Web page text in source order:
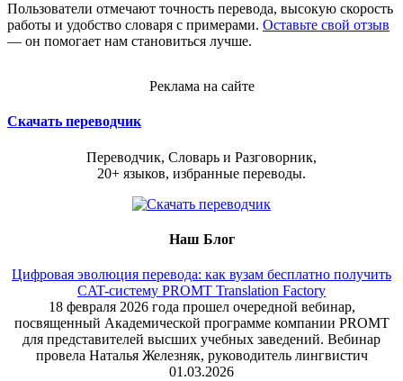
Пользователи отмечают точность перевода, высокую скорость
работы и удобство словаря с примерами. Оставьте свой отзыв
— он помогает нам становиться лучше.
Реклама на сайте
Скачать переводчик
Переводчик, Словарь и Разговорник,
20+ языков, избранные переводы.
Наш Блог
Цифровая эволюция перевода: как вузам бесплатно получить
CAT-систему PROMT Translation Factory
18 февраля 2026 года прошел очередной вебинар,
посвященный Академической программе компании PROMT
для представителей высших учебных заведений. Вебинар
провела Наталья Железняк, руководитель лингвистич
01.03.2026